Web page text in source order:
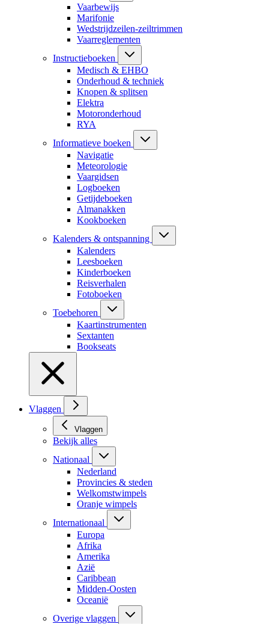
Vaarbewijs
Marifonie
Wedstrijdzeilen-zeiltrimmen
Vaarreglementen
Instructieboeken
Medisch & EHBO
Onderhoud & techniek
Knopen & splitsen
Elektra
Motoronderhoud
RYA
Informatieve boeken
Navigatie
Meteorologie
Vaargidsen
Logboeken
Getijdeboeken
Almanakken
Kookboeken
Kalenders & ontspanning
Kalenders
Leesboeken
Kinderboeken
Reisverhalen
Fotoboeken
Toebehoren
Kaartinstrumenten
Sextanten
Bookseats
Vlaggen
Vlaggen
Bekijk alles
Nationaal
Nederland
Provincies & steden
Welkomstwimpels
Oranje wimpels
Internationaal
Europa
Afrika
Amerika
Azië
Caribbean
Midden-Oosten
Oceanië
Overige vlaggen